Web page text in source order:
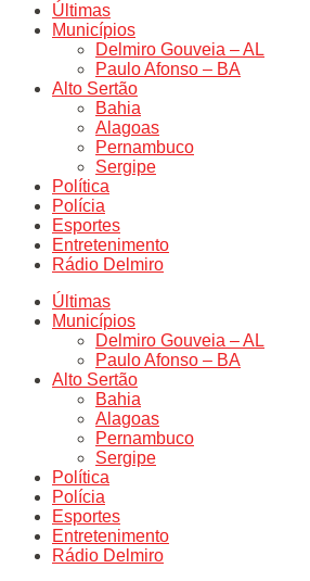
Últimas
Municípios
Delmiro Gouveia – AL
Paulo Afonso – BA
Alto Sertão
Bahia
Alagoas
Pernambuco
Sergipe
Política
Polícia
Esportes
Entretenimento
Rádio Delmiro
Últimas
Municípios
Delmiro Gouveia – AL
Paulo Afonso – BA
Alto Sertão
Bahia
Alagoas
Pernambuco
Sergipe
Política
Polícia
Esportes
Entretenimento
Rádio Delmiro